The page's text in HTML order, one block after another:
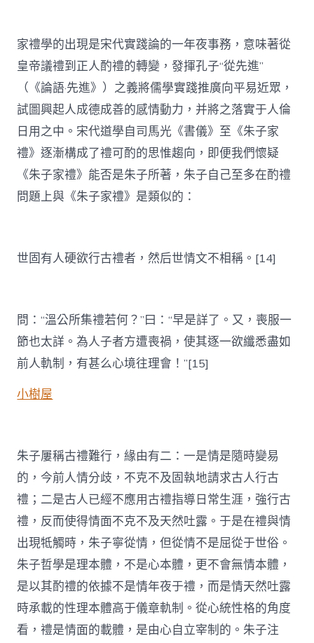
家禮學的出現是宋代實踐論的一年夜事務，意味著從
皇帝議禮到正人酌禮的轉變，發揮孔子“從先進”
（《論語·先進》）之義將儒學實踐推廣向平易近眾，
試圖興起人成德成善的感情動力，并將之落實于人倫
日用之中。宋代道學自司馬光《書儀》至《朱子家
禮》逐漸構成了禮可酌的思惟趨向，即便我們懷疑
《朱子家禮》能否是朱子所著，朱子自己至多在酌禮
問題上與《朱子家禮》是類似的：
世固有人硬欲行古禮者，然后世情文不相稱。[14]
問：“溫公所集禮若何？”曰：“早是詳了。又，喪服一
節也太詳。為人子者方遭喪禍，使其逐一欲纖悉盡如
前人軌制，有甚么心境往理會！”[15]
小樹屋
朱子屢稱古禮難行，緣由有二：一是情是隨時變易
的，今前人情分歧，不克不及固執地請求古人行古
禮；二是古人已經不應用古禮指導日常生涯，強行古
禮，反而使得情面不克不及天然吐露。于是在禮與情
出現牴觸時，朱子寧從情，但從情不是屈從于世俗。
朱子哲學是理本體，不是心本體，更不會無情本體，
是以其酌禮的依據不是情年夜于禮，而是情天然吐露
時承載的性理本體高于儀章軌制。從心統性格的角度
看，禮是情面的載體，是由心自立宰制的。朱子注